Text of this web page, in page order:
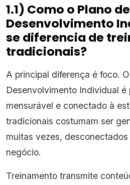
1.1) Como o Plano de
Desenvolvimento
se diferencia de
tradicionais?
A principal diferença é foco.
Desenvolvimento Individual é
mensurável e conectado à
tradicionais costumam ser
muitas vezes,
negócio.
Treinamento transmite